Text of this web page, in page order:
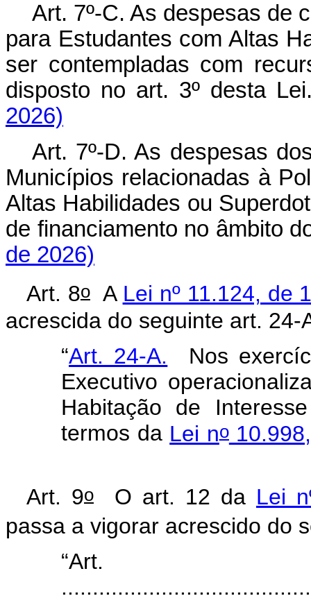
Art. 7º-C. As despesas de
para Estudantes com Altas
ser contempladas com
disposto no art. 3º desta
2026)
Art. 7º-D. As despesas
Municípios relacionadas à
Altas Habilidades ou
de financiamento no âmbito
de 2026)
Art. 8oA Lei nº 11.124, de
acrescida do seguinte art.
“Art. 24-A. Nos
Executivo
Habitação de
termos da Lei no
Art. 9o O art. 12 da Lei
passa a vigorar acrescido do